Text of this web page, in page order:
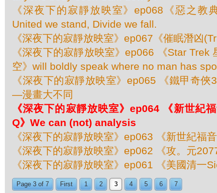
《深夜下的寂靜放映室》ep068《惡之教
United we stand, Divide we fall.
《深夜下的寂靜放映室》ep067《催眠潛凶
《深夜下的寂靜放映室》ep066 《Star Trek
空》will boldly speak where no man has
《深夜下的寂靜放映室》ep065 《鐵甲奇俠
—漫畫大不同
《深夜下的寂靜放映室》ep064 《新世紀
Q》We can (not) analysis
《深夜下的寂靜放映室》ep063 《新世紀福
《深夜下的寂靜放映室》ep062 《攻。元
《深夜下的寂靜放映室》ep061 《美國清一
Page 3 of 7 First 1 2 3 4 5 6 7